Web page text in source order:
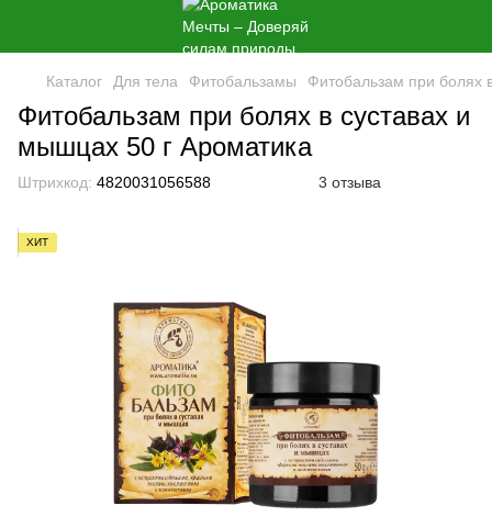
Каталог Для тела Фитобальзамы Фитобальзам при болях
Фитобальзам при болях в суставах и
мышцах 50 г Ароматика
Штрихкод: 4820031056588 3 отзыва
ХИТ